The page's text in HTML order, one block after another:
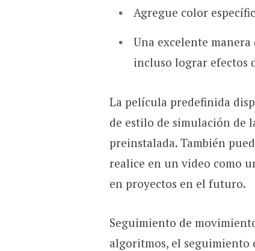
Agregue color
Una excelente
incluso lograr efectos
La película predefinida
de estilo de simulación de
preinstalada. También
realice en un video como
en proyectos en el futuro.
Seguimiento de
algoritmos, el